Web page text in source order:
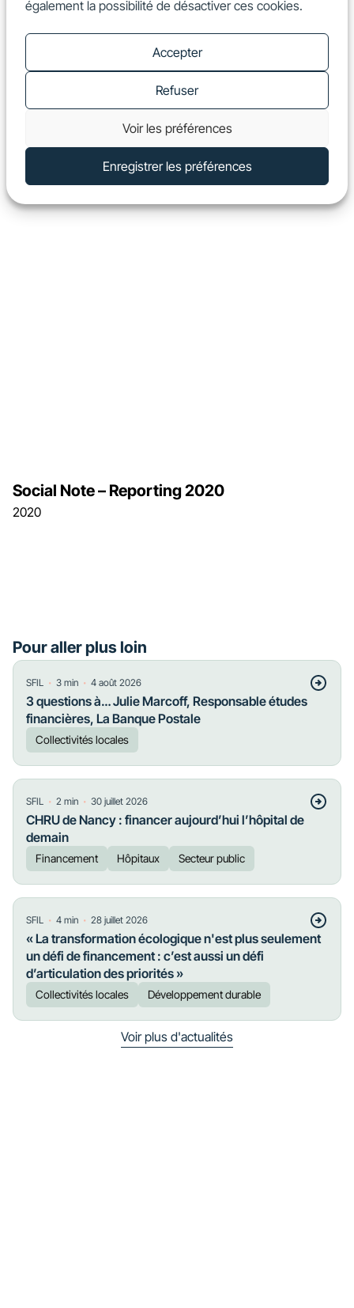
également la possibilité de désactiver ces cookies.
Accepter
Refuser
Voir les préférences
Enregistrer les préférences
2020
Social Note – Reporting 2020
Pour aller plus loin
SFIL ・ 3 min ・ 4 août 2026
3 questions à… Julie Marcoff, Responsable études
financières, La Banque Postale
Collectivités locales
SFIL ・ 2 min ・ 30 juillet 2026
CHRU de Nancy : financer aujourd’hui l’hôpital de
demain
Financement Hôpitaux Secteur public
SFIL ・ 4 min ・ 28 juillet 2026
« La transformation écologique n'est plus seulement
un défi de financement : c’est aussi un défi
d’articulation des priorités »
Collectivités locales Développement durable
Voir plus d'actualités